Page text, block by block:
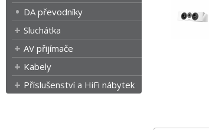
DA převodníky
Sluchátka
AV přijímače
Kabely
Příslušenství a HiFi nábytek